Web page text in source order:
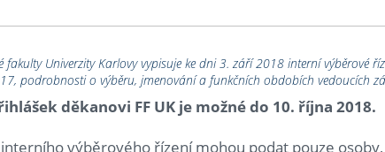
benefity pro zaměstnance
FF UK
E-
průběhu přijímacího řízení
studenti
fakulty Univerzity Karlovy vypisuje ke dni 3. září 2018 interní výběrové
podrobnosti o výběru, jmenování a funkčních obdobích vedoucích
děkanovi FF UK je možné do 10. října 2018.
výběrového řízení mohou podat pouze